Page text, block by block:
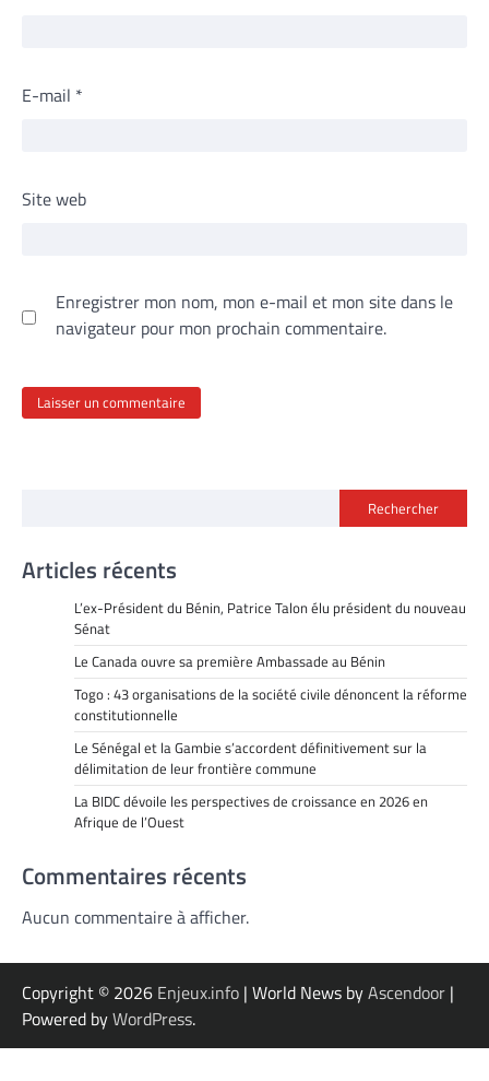
E-mail *
Site web
Enregistrer mon nom, mon e-mail et mon site dans le
navigateur pour mon prochain commentaire.
Rechercher
Articles récents
L’ex-Président du Bénin, Patrice Talon élu président du nouveau
Sénat
Le Canada ouvre sa première Ambassade au Bénin
Togo : 43 organisations de la société civile dénoncent la réforme
constitutionnelle
Le Sénégal et la Gambie s’accordent définitivement sur la
délimitation de leur frontière commune
La BIDC dévoile les perspectives de croissance en 2026 en
Afrique de l’Ouest
Commentaires récents
Aucun commentaire à afficher.
Copyright © 2026 Enjeux.info | World News byAscendoor |
Powered byWordPress.